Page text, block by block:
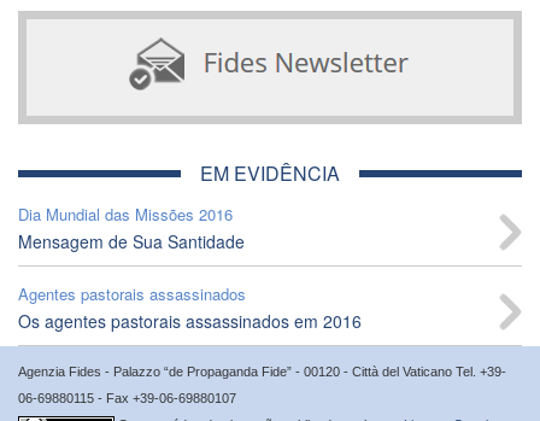
EM EVIDÊNCIA
Dia Mundial das Missões 2016
Mensagem de Sua Santidade
Agentes pastorais assassinados
Os agentes pastorais assassinados em 2016
Agenzia Fides - Palazzo “de Propaganda Fide” - 00120 - Città del Vaticano Tel. +39-
06-69880115 - Fax +39-06-69880107